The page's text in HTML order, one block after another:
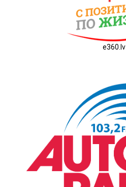
e360.lv